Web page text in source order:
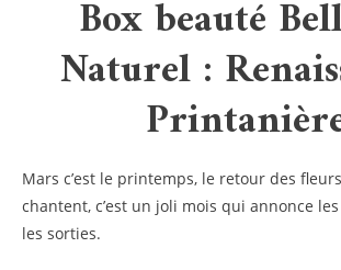
Box beauté
Naturel :
Mars c’est le printemps, le retour des
chantent, c’est un joli mois qui annonce
les sorties.